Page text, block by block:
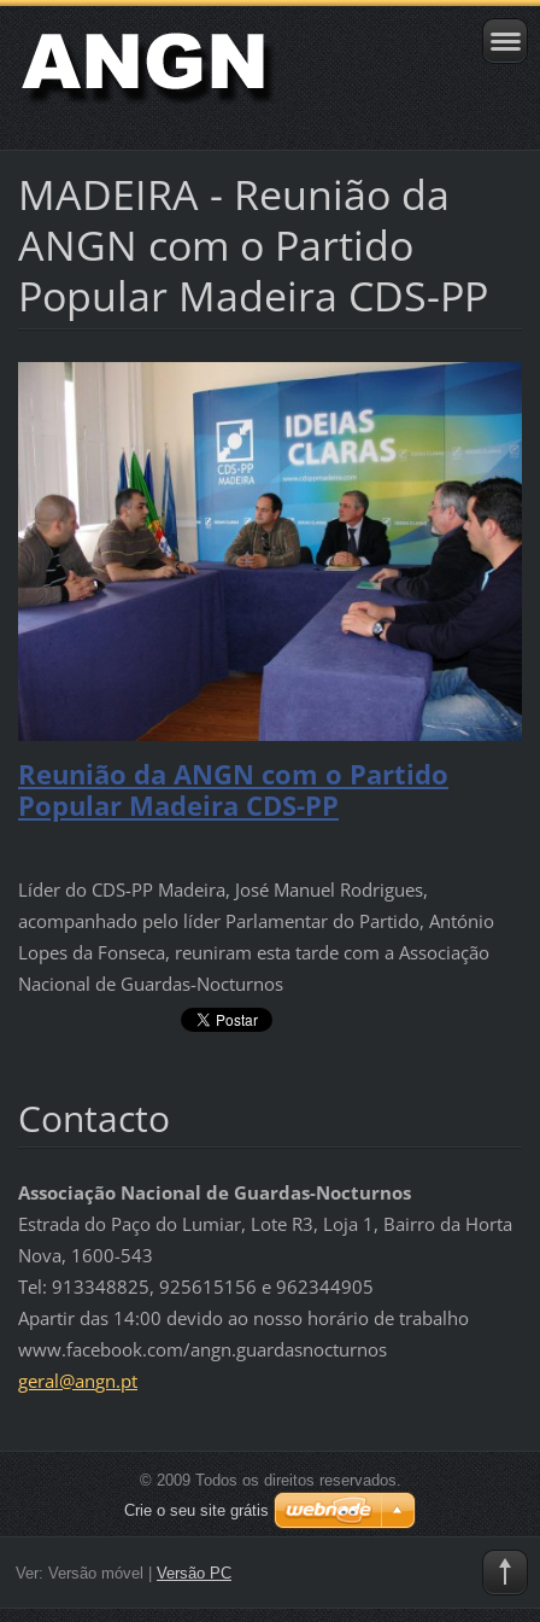
MADEIRA - Reunião da
ANGN com o Partido
Popular Madeira CDS-PP
Reunião da ANGN com o Partido
Popular Madeira CDS-PP
Líder do CDS-PP Madeira, José Manuel Rodrigues,
acompanhado pelo líder Parlamentar do Partido, António
Lopes da Fonseca, reuniram esta tarde com a Associação
Nacional de Guardas-Nocturnos
Contacto
Associação Nacional de Guardas-Nocturnos
Estrada do Paço do Lumiar, Lote R3, Loja 1, Bairro da Horta
Nova, 1600-543
Tel: 913348825, 925615156 e 962344905
Apartir das 14:00 devido ao nosso horário de trabalho
www.facebook.com/angn.guardasnocturnos
geral@angn.pt
© 2009 Todos os direitos reservados.
Crie o seu site grátis
Ver: Versão móvel Versão PC